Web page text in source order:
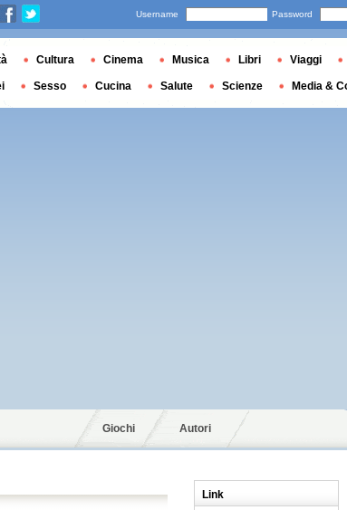
Giochi Autori
Link
Username Password
Cultura Cinema Musica Libri Viaggi
Sesso Cucina Salute Scienze Media &